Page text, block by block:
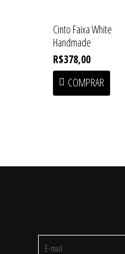
Cinto Faixa White
Handmade
R$378,00
COMPRAR